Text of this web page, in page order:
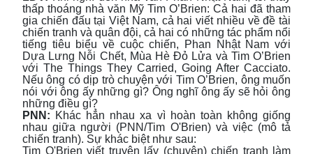
thấp thoáng nhà văn Mỹ Tim O’Brien: Cả hai đã tham
gia chiến đấu tại Việt Nam, cả hai viết nhiều về đề tài
chiến tranh và quân đội, cả hai có những tác phẩm nổi
tiếng tiêu biểu về cuộc chiến, Phan Nhật Nam với
Dựa Lưng Nỗi Chết, Mùa Hè Đỏ Lửa và Tim O’Brien
với The Things They Carried, Going After Cacciato.
Nếu ông có dịp trò chuyện với Tim O’Brien, ông muốn
nói với ông ấy những gì? Ông nghĩ ông ấy sẽ hỏi ông
những điều gì?
PNN: Khác hẳn nhau xa vì hoàn toàn không giống
nhau giữa người (PNN/Tim O'Brien) và việc (mô tả
chiến tranh). Sự khác biệt như sau:
Tim O'Brien viết truyện lấy (chuyện) chiến tranh làm